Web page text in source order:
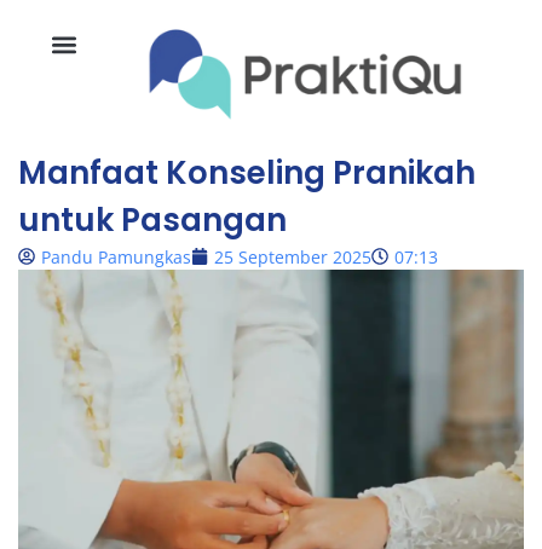
Manfaat Konseling Pranikah
untuk Pasangan
Pandu Pamungkas 25 September 2025 07:13